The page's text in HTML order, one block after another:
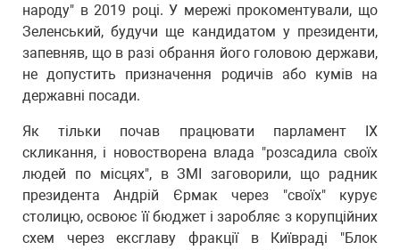
народу" в 2019 році. У мережі прокоментували, що
Зеленський, будучи ще кандидатом у президенти,
запевняв, що в разі обрання його головою держави,
не допустить призначення родичів або кумів на
державні посади.
Як тільки почав працювати парламент ІX
скликання, і новостворена влада "розсадила своїх
людей по місцях", в ЗМІ заговорили, що радник
президента Андрій Єрмак через "своїх" курує
столицю, освоює її бюджет і заробляє з корупційних
схем через ексглаву фракції в Київраді "Блок